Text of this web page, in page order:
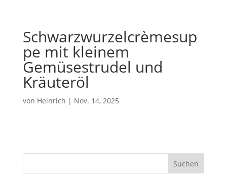
Schwarzwurzelcrèmesup
pe mit kleinem
Gemüsestrudel und
Kräuteröl
von Heinrich | Nov. 14, 2025
Suchen